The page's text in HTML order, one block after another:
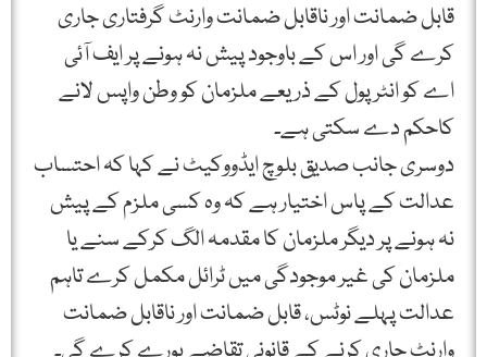
قابل ضمانت اور ناقابل ضمانت وارنٹ گرفتاری جاری
کرے گی اور اس کے باوجود پیش نہ ہونے پر ایف آئی
اے کو انٹرپول کے ذریعے ملزمان کو وطن واپس لانے
کاحکم دے سکتی ہے۔
دوسری جانب صدیق بلوچ ایڈووکیٹ نے کہا کہ احتساب
عدالت کے پاس اختیار ہے کہ وہ کسی ملزم کے پیش
نہ ہونے پر دیگر ملزمان کا مقدمہ الگ کرکے سنے یا
ملزمان کی غیر موجودگی میں ٹرائل مکمل کرے تاہم
عدالت پہلے نوٹس، قابل ضمانت اور ناقابل ضمانت